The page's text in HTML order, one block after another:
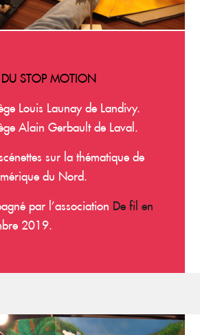
DU STOP MOTION
Louis Launay de Landivy.
Alain Gerbault de Laval.
sur la thématique de
du Nord.
par l’association De fil en
2019.